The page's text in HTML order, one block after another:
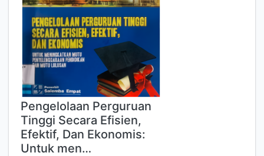
Pengelolaan Perguruan
Tinggi Secara Efisien,
Efektif, Dan Ekonomis:
Untuk men…